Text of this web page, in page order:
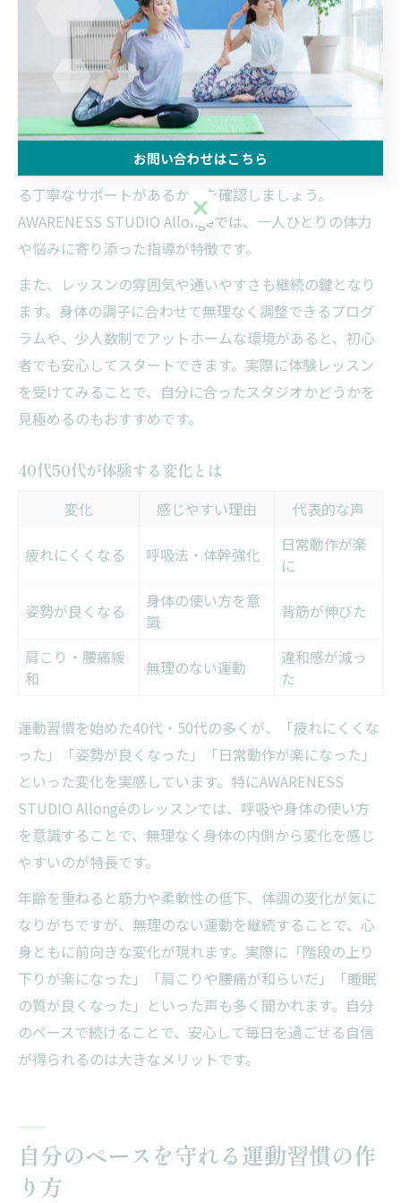
的や体調に合わせて違いを理解することが大切です。
無理せず続くレッスン選びのポイント
40代・50代で運動習慣を身につけるためには、無理せず
続けられるレッスン選びが欠かせません。第一に「自分
のペースで進められるか」「専門インストラクターによ
る丁寧なサポートがあるか」を確認しましょう。
AWARENESS STUDIO Allongéでは、一人ひとりの体力
や悩みに寄り添った指導が特徴です。
また、レッスンの雰囲気や通いやすさも継続の鍵となり
ます。身体の調子に合わせて無理なく調整できるプログ
ラムや、少人数制でアットホームな環境があると、初心
者でも安心してスタートできます。実際に体験レッスン
を受けてみることで、自分に合ったスタジオかどうかを
見極めるのもおすすめです。
40代50代が体験する変化とは
変化 感じやすい理由 代表的な声
疲れにくくなる 呼吸法・体幹強化
日常動作が楽
に
姿勢が良くなる
身体の使い方を意
識
背筋が伸びた
肩こり・腰痛緩
和
無理のない運動
違和感が減っ
た
運動習慣を始めた40代・50代の多くが、「疲れにくくな
った」「姿勢が良くなった」「日常動作が楽になった」
といった変化を実感しています。特にAWARENESS
STUDIO Allongéのレッスンでは、呼吸や身体の使い方
を意識することで、無理なく身体の内側から変化を感じ
やすいのが特長です。
年齢を重ねると筋力や柔軟性の低下、体調の変化が気に
なりがちですが、無理のない運動を継続することで、心
身ともに前向きな変化が現れます。実際に「階段の上り
下りが楽になった」「肩こりや腰痛が和らいだ」「睡眠
の質が良くなった」といった声も多く聞かれます。自分
のペースで続けることで、安心して毎日を過ごせる自信
が得られるのは大きなメリットです。
自分のペースを守れる運動習慣の作
り方
お問い合わせはこちら
お問い合わせはこちら